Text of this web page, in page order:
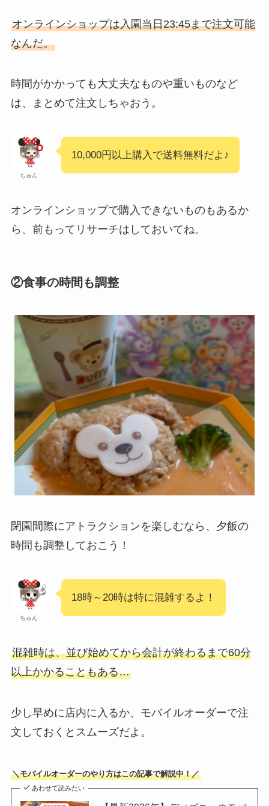
オンラインショップは入園当日23:45まで注文可能
なんだ。
時間がかかっても大丈夫なものや重いものなど
は、まとめて注文しちゃおう。
ちゅん
10,000円以上購入で送料無料だよ♪
オンラインショップで購入できないものもあるか
ら、前もってリサーチはしておいてね。
②食事の時間も調整
閉園間際にアトラクションを楽しむなら、夕飯の
時間も調整しておこう！
ちゅん
18時～20時は特に混雑するよ！
混雑時は、並び始めてから会計が終わるまで60分
以上かかることもある…
少し早めに店内に入るか、モバイルオーダーで注
文しておくとスムーズだよ。
＼モバイルオーダーのやり方はこの記事で解説中！／
あわせて読みたい